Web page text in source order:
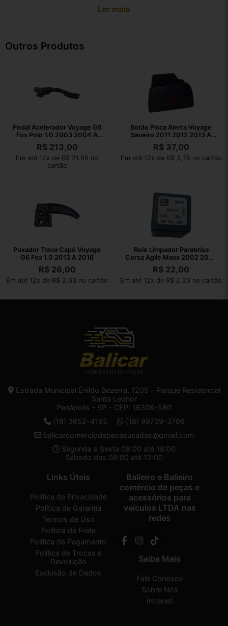
Ler mais
Outros Produtos
Pedal Acelerador Voyage G6
Fox Polo 1.0 2003 2004 A
2023
R$213,00
Em até 12x de R$ 21,59 no
cartão
Botão Pisca Alerta Voyage
Saveiro 2011 2012 2013 A
2016
R$37,00
Em até 12x de R$ 3,75 no cartão
Puxador Trava Capô Voyage
G6 Fox 1.0 2013 A 2016
R$26,00
Em até 12x de R$ 2,63 no cartão
Rele Limpador Parabrisa
Corsa Agile Maxx 2002 2003
A 2010
R$ 22,00
Em até 12x de R$ 2,23 no cartão
Estrada Municipal Enildo Bezerra, 1205 - Parque Residencial
Santa Leonor
Penápolis - SP - CEP: 16306-580
(18) 3652-4195
(18) 99739-3706
balicarcomerciodepecasusadas@gmail.com
Segunda a Sexta 08:00 até 18:00
Sábado das 08:00 até 12:00
Links Úteis
Política de Privacidade
Política de Garantia
Termos de Uso
Política de Frete
Política de Pagamento
Política de Trocas e
Devolução
Exclusão de Dados
Balieiro e Balieiro
comércio de peças e
acessórios para
veículos LTDA nas
redes
Saiba Mais
Fale Conosco
Sobre Nós
Intranet